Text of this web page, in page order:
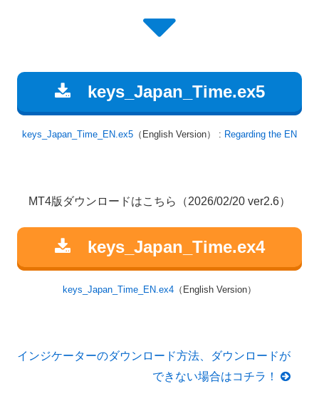
keys_Japan_Time.ex5
keys_Japan_Time_EN.ex5 （English Version） : Regarding the EN
MT4版ダウンロードはこちら（2026/02/20 ver2.6）
keys_Japan_Time.ex4
keys_Japan_Time_EN.ex4 （English Version）
インジケーターのダウンロード方法、ダウンロードが
できない場合はコチラ！